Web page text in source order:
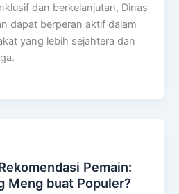
dan berkelanjutan, Dinas
dapat berperan aktif dalam
yang lebih sejahtera dan
Pemain:
Meng buat Populer?